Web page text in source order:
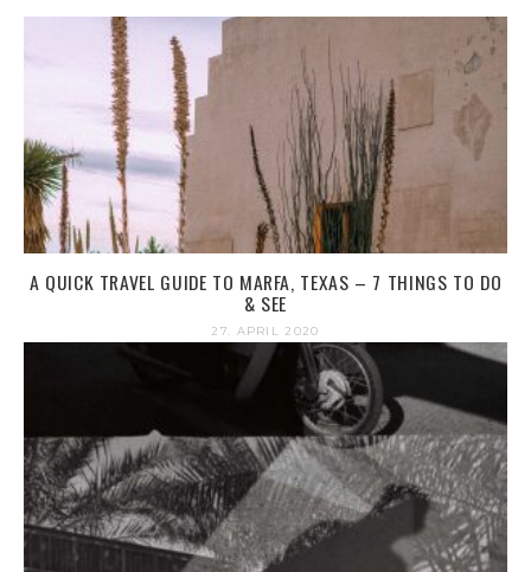
A QUICK TRAVEL GUIDE TO MARFA, TEXAS – 7 THINGS TO DO
& SEE
27. APRIL 2020